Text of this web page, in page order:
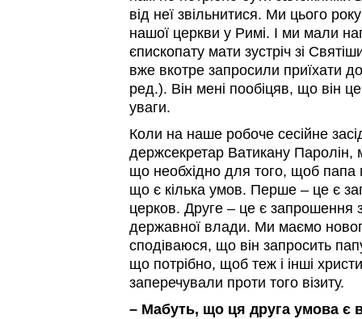
від неї звільнитися. Ми цього
нашої церкви у Римі. І ми мали
єпископату мати зустріч зі
вже вкотре запросили приїхати
ред.). Він мені пообіцяв, що він
уваги.
Коли на наше робоче сесійне
держсекретар Ватикану Паролін,
що необхідно для того, щоб папа
що є кілька умов. Перше – це є
церков. Друге – це є запрошення з
державної влади. Ми маємо
сподіваюся, що він запросить
що потрібно, щоб теж і інші
заперечували проти того візиту.
– Мабуть, що ця друга умова є